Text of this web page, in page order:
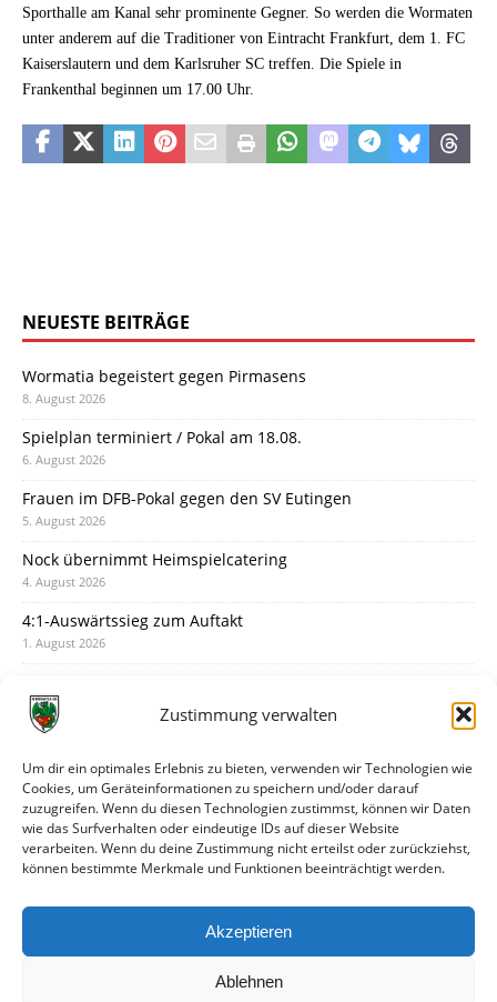
Zustimmung verwalten
Um dir ein optimales Erlebnis zu bieten, verwenden wir Technologien wie
Cookies, um Geräteinformationen zu speichern und/oder darauf
zuzugreifen. Wenn du diesen Technologien zustimmst, können wir Daten
wie das Surfverhalten oder eindeutige IDs auf dieser Website
verarbeiten. Wenn du deine Zustimmung nicht erteilst oder zurückziehst,
können bestimmte Merkmale und Funktionen beeinträchtigt werden.
Akzeptieren
Ablehnen
Sporthalle am Kanal sehr prominente Gegner. So werden die Wormaten
unter anderem auf die Traditioner von Eintracht Frankfurt, dem 1. FC
Kaiserslautern und dem Karlsruher SC treffen. Die Spiele in
Frankenthal beginnen um 17.00 Uhr.
NEUESTE BEITRÄGE
Wormatia begeistert gegen Pirmasens
8. August 2026
Spielplan terminiert / Pokal am 18.08.
6. August 2026
Frauen im DFB-Pokal gegen den SV Eutingen
5. August 2026
Nock übernimmt Heimspielcatering
4. August 2026
4:1-Auswärtssieg zum Auftakt
1. August 2026
31. Juli 2026
30. Juli 2026
Deine Spielminute: 89+1
28. Juli 2026
Neuer Rückensponsor
Neue Podcast-Folge: So tickt Björn!
27. Juli 2026